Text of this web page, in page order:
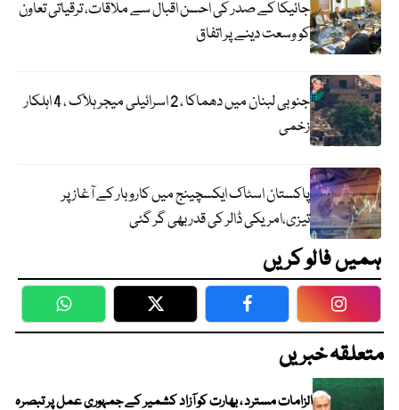
جائیکا کے صدر کی احسن اقبال سے ملاقات، ترقیاتی تعاون
کو وسعت دینے پر اتفاق
جنوبی لبنان میں دھماکا ، 2 اسرائیلی میجر ہلاک ، 4 اہلکار
زخمی
پاکستان اسٹاک ایکسچینج میں کاروبار کے آغاز پر
تیزی،امریکی ڈالر کی قدر بھی گر گئی
ہمیں فالو کریں
WhatsApp Twitter Facebook
متعلقہ خبریں
الزامات مسترد ، بھارت کو آزاد کشمیر کے جمہوری عمل پر تبصرہ